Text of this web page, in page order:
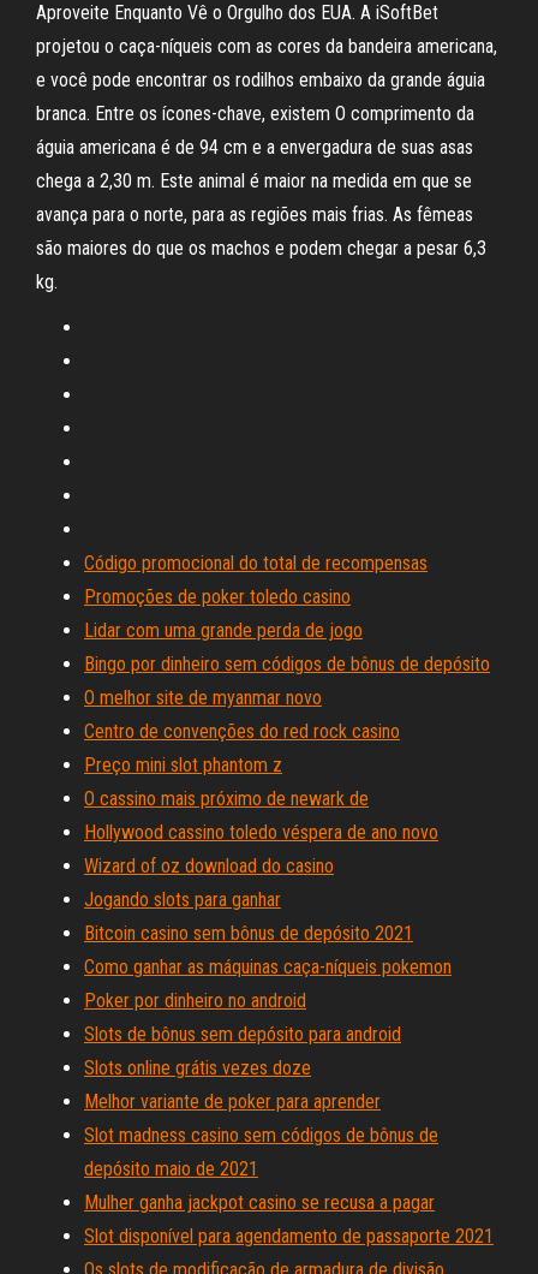
Aproveite Enquanto Vê o Orgulho dos EUA. A iSoftBet
projetou o caça-níqueis com as cores da bandeira americana,
e você pode encontrar os rodilhos embaixo da grande águia
branca. Entre os ícones-chave, existem O comprimento da
águia americana é de 94 cm e a envergadura de suas asas
chega a 2,30 m. Este animal é maior na medida em que se
avança para o norte, para as regiões mais frias. As fêmeas
são maiores do que os machos e podem chegar a pesar 6,3
kg.
Código promocional do total de recompensas
Promoções de poker toledo casino
Lidar com uma grande perda de jogo
Bingo por dinheiro sem códigos de bônus de depósito
O melhor site de myanmar novo
Centro de convenções do red rock casino
Preço mini slot phantom z
O cassino mais próximo de newark de
Hollywood cassino toledo véspera de ano novo
Wizard of oz download do casino
Jogando slots para ganhar
Bitcoin casino sem bônus de depósito 2021
Como ganhar as máquinas caça-níqueis pokemon
Poker por dinheiro no android
Slots de bônus sem depósito para android
Slots online grátis vezes doze
Melhor variante de poker para aprender
Slot madness casino sem códigos de bônus de
depósito maio de 2021
Mulher ganha jackpot casino se recusa a pagar
Slot disponível para agendamento de passaporte 2021